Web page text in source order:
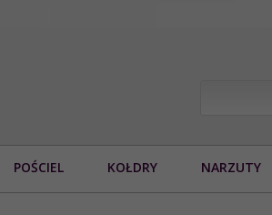
POŚCIEL KOŁDRY NARZUTY